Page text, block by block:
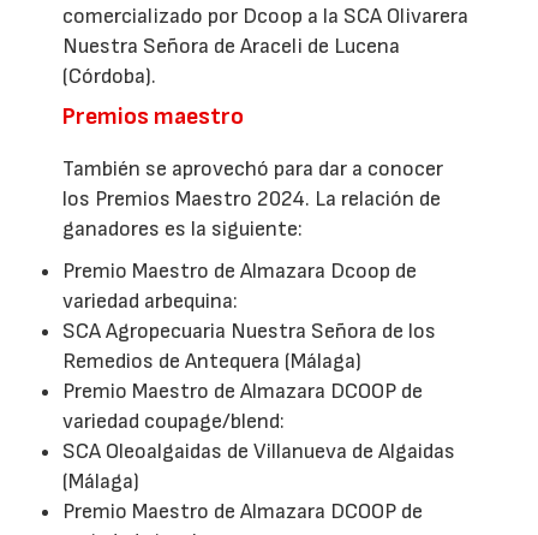
comercializado por Dcoop a la SCA Olivarera
Nuestra Señora de Araceli de Lucena
(Córdoba).
Premios maestro
También se aprovechó para dar a conocer
los Premios Maestro 2024. La relación de
ganadores es la siguiente:
Premio Maestro de Almazara Dcoop de
variedad arbequina:
SCA Agropecuaria Nuestra Señora de los
Remedios de Antequera (Málaga)
Premio Maestro de Almazara DCOOP de
variedad coupage/blend:
SCA Oleoalgaidas de Villanueva de Algaidas
(Málaga)
Premio Maestro de Almazara DCOOP de